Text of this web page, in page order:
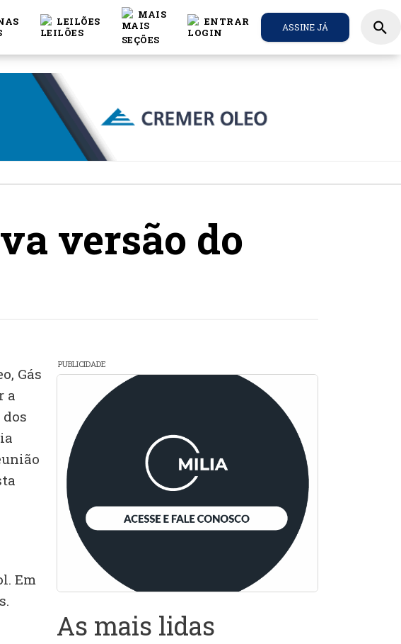
LEILÕES
MAIS
ENTRAR ASSINE JÁ search
versão do
Gás
a
Em
PUBLICIDADE
As mais lidas